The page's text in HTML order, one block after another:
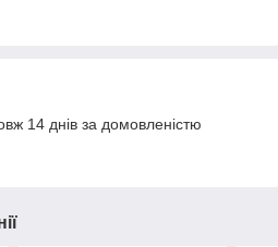
14 днів за домовленістю